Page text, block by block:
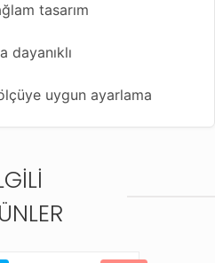
tasarım
dayanıklı
uygun ayarlama
saat modelleri;